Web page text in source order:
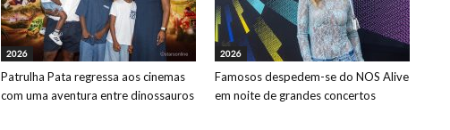
2026
Patrulha Pata regressa aos cinemas
com uma aventura entre dinossauros
2026
Famosos despedem-se do NOS Alive
em noite de grandes concertos